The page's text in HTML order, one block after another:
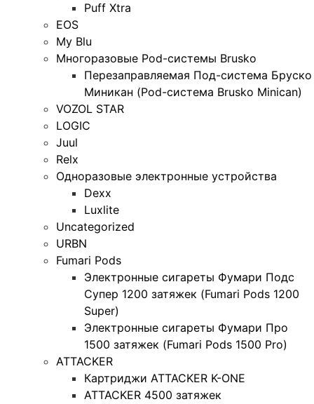
Puff Xtra
EOS
My Blu
Многоразовые Pod-системы Brusko
Перезаправляемая Под-система Бруско
Миникан (Pod-система Brusko Minican)
VOZOL STAR
LOGIC
Juul
Relx
Одноразовые электронные устройства
Dexx
Luxlite
Uncategorized
URBN
Fumari Pods
Электронные сигареты Фумари Подс
Супер 1200 затяжек (Fumari Pods 1200
Super)
Электронные сигареты Фумари Про
1500 затяжек (Fumari Pods 1500 Pro)
ATTACKER
Картриджи ATTACKER K-ONE
ATTACKER 4500 затяжек